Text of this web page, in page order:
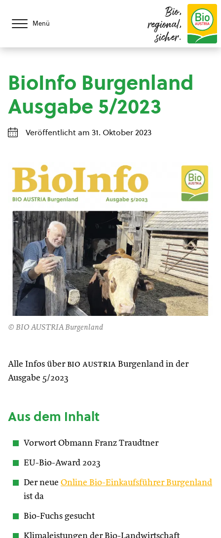
Menü
Bio,
regional,
sicher.
BioInfo Burgenland
Ausgabe 5/2023
Veröffentlicht am 31. Oktober 2023
© BIO AUSTRIA Burgenland
Alle Infos über bio austria Burgenland in der
Ausgabe 5/2023
Aus dem Inhalt
Vorwort Obmann Franz Traudtner
EU-Bio-Award 2023
Der neue Online Bio-Einkaufsführer Burgenland
ist da
Bio-Fuchs gesucht
Klimaleistungen der Bio-Landwirtschaft